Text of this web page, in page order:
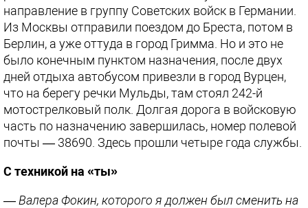
направление в группу Советских войск в Германии.
Из Москвы отправили поездом до Бреста, потом в
Берлин, а уже оттуда в город Гримма. Но и это не
было конечным пунктом назначения, после двух
дней отдыха автобусом привезли в город Вурцен,
что на берегу речки Мульды, там стоял 242-й
мотострелковый полк. Долгая дорога в войсковую
часть по назначению завершилась, номер полевой
почты — 38690. Здесь прошли четыре года службы.
С техникой на «ты»
—Валера Фокин, которого я должен был сменить на